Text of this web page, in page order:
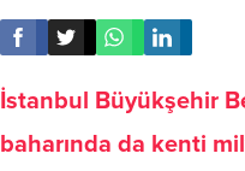
İstanbul Büyükşehir
baharında da kenti